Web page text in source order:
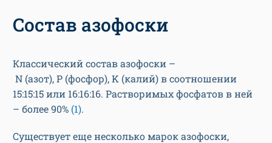
Состав азофоски
Классический состав азофоски –
N (азот), P (фосфор), K (калий) в соотношении
15:15:15 или 16:16:16. Растворимых фосфатов в ней
– более 90% (1).
Существует еще несколько марок азофоски,